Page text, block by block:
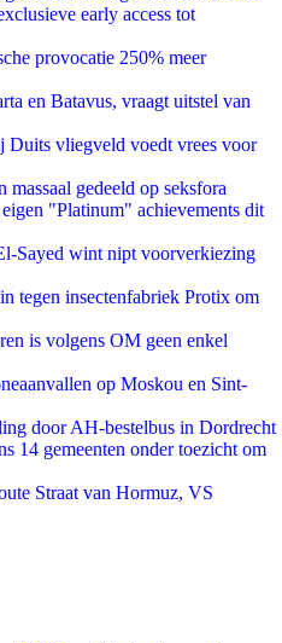
early access tot
provocatie 250% meer
en Batavus, vraagt uitstel van
Duits vliegveld voedt vrees voor
gedeeld op seksfora
"Platinum" achievements dit
Sayed wint nipt voorverkiezing
tegen insectenfabriek Protix om
is volgens OM geen enkel
op Moskou en Sint-
door AH-bestelbus in Dordrecht
14 gemeenten onder toezicht om
Straat van Hormuz, VS